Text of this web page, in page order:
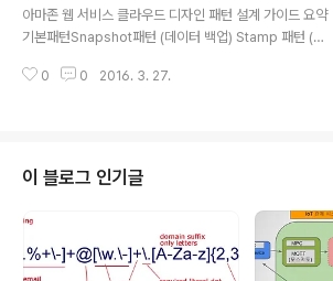
아마존 웹 서비스 클라우드 디자인 패턴 설계 가이드 요약
기본패턴Snapshot패턴 (데이터 백업) Stamp 패턴 (서
emand 디스크 패턴 ( 동적 디스크 용량 증감) 가용성 향
상태 확인) 동적 컨텐츠 처리 패턴Scale Out패턴(서버 수
의 동적 증감)Clone Server패턴(서버 클론)NFS Shari
ng 패턴 (공유 컨텐츠 이용)NFS Replica패턴 (공유 컨텐
츠 복제)State Sharing 패턴 (상태 정보 공유)U..
0 0 2016. 3. 27.
이 블로그 인기글